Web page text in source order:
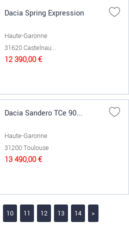
Dacia Spring Expression
Haute-Garonne
31620 Castelnau...
12 390,00 €
Dacia Sandero TCe 90...
Haute-Garonne
31200 Toulouse
13 490,00 €
10 11 12 13 14 >